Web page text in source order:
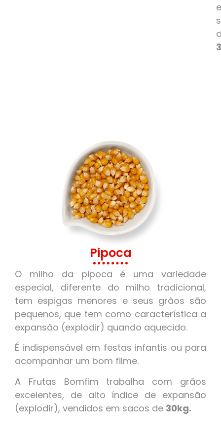
Pipoca
O milho da pipoca é uma variedade
especial, diferente do milho tradicional,
tem espigas menores e seus grãos são
pequenos, que tem como característica a
expansão (explodir) quando aquecido.
É indispensável em festas infantis ou para
acompanhar um bom filme.
A Frutas Bomfim trabalha com grãos
excelentes, de alto índice de expansão
(explodir), vendidos em sacos de 30kg.